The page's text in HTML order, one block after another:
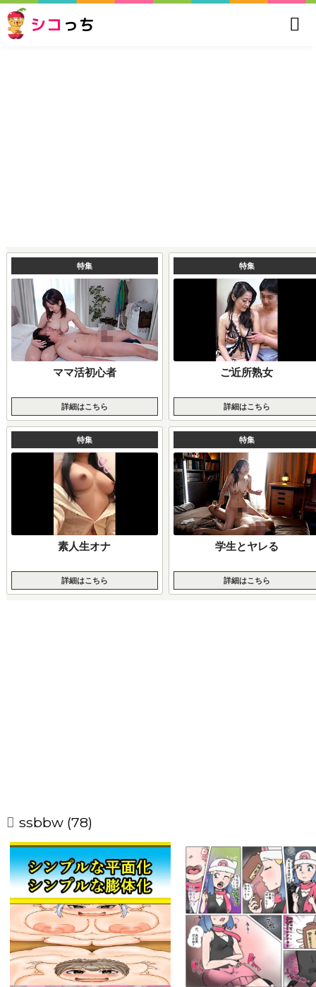
シコ っち
特集
ママ活初心者
詳細はこちら
特集
素人生オナ
詳細はこちら
特集
ご近所熟女
詳細はこちら
特集
学生とヤレる
詳細はこちら
ssbbw (78)